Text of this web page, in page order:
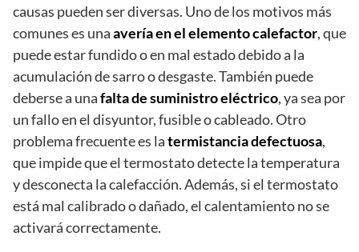
causas pueden ser diversas. Uno de los motivos más
comunes es unaavería en el elemento calefactor, que
puede estar fundido o en mal estado debido a la
acumulación de sarro o desgaste. También puede
deberse a unafalta de suministro eléctrico, ya sea por
un fallo en el disyuntor, fusible o cableado. Otro
problema frecuente es latermistancia defectuosa,
que impide que el termostato detecte la temperatura
y desconecta la calefacción. Además, si el termostato
está mal calibrado o dañado, el calentamiento no se
activará correctamente.